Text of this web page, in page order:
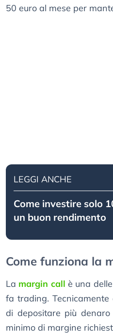
50 euro al mese per
LEGGI ANCHE
Come investire solo
un buon rendimento
Come funziona la
La margin call è una
fa trading.
di depositare più
minimo di margine